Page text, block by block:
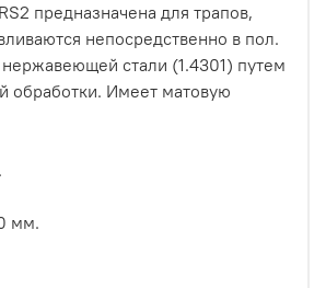
предназначена для трапов,
непосредственно в пол.
стали (1.4301) путем
обработки. Имеет матовую
мм.